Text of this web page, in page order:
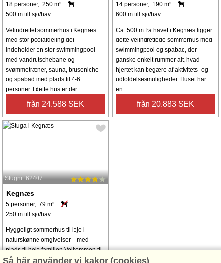
18 personer, 250 m²
500 m till sjö/hav:.
Velindrettet sommerhus i Kegnæs
med stor poolafdeling der
indeholder en stor swimmingpool
med vandrutschebane og
svømmetræner, sauna, bruseniche
og spabad med plads til 4-6
personer. I dette hus er der ...
från 24.588 SEK
14 personer, 190 m²
600 m till sjö/hav:.
Ca. 500 m fra havet i Kegnæs ligger
dette velindrettede sommerhus med
swimmingpool og spabad, der
ganske enkelt rummer alt, hvad
hjertet kan begære af aktivitets- og
udfoldelsesmuligheder. Huset har
en ...
från 20.883 SEK
Stugnr: 62407
Kegnæs
5 personer, 79 m²
250 m till sjö/hav:.
Hyggeligt sommerhus til leje i
naturskønne omgivelser – med
plads til hele familien Velkommen til
dette dejlige og velindrettede
Så här använder vi kakor (cookies)